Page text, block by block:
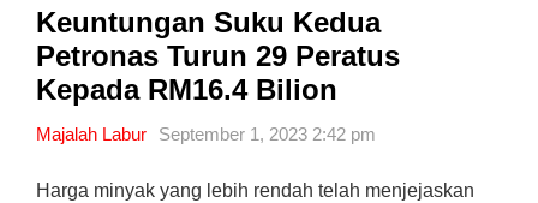
Keuntungan Suku Kedua
Petronas Turun 29 Peratus
Kepada RM16.4 Bilion
Majalah Labur September 1, 2023 2:42 pm
Harga minyak yang lebih rendah telah menjejaskan